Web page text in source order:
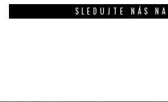
SLEDUJTE NÁS